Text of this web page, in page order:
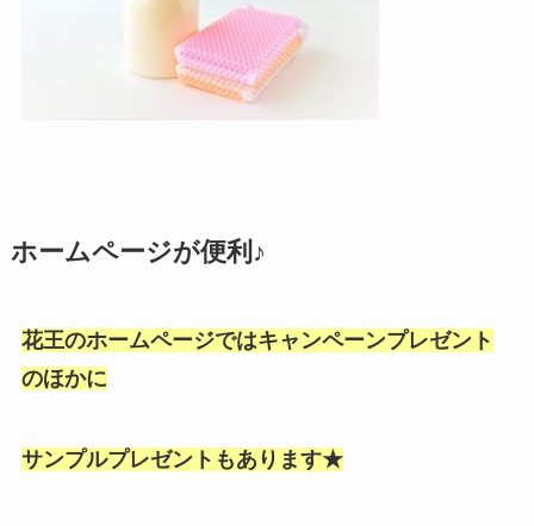
ホームページが便利♪
花王のホームページではキャンペーンプレゼント
のほかに
サンプルプレゼントもあります★